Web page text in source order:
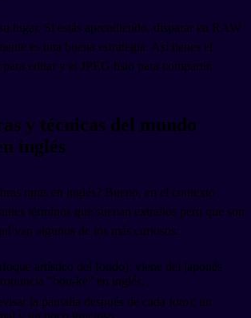
lugar. Si estás aprendiendo, disparar en RAW
es una buena estrategia. Así tienes el
editar y el JPEG listo para compartir.
y técnicas del mundo
inglés
raras en inglés? Bueno, en el contexto
términos que suenan extraños pero que son
van algunos de los más curiosos:
artístico del fondo): viene del japonés
"bou-ke" en inglés.
la pantalla después de cada foto): un